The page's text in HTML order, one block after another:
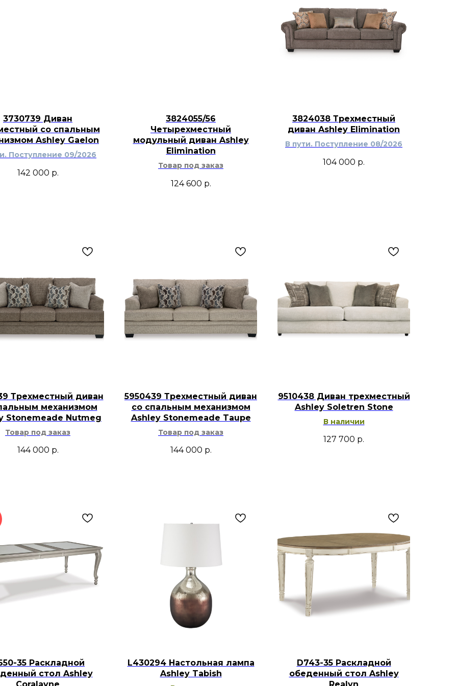
3730739 Диван
со спальным
Ashley Gaelon
Поступление 09/2026
142 000 р.
3824055/56
Четырехместный
модульный диван Ashley
Elimination
Товар под заказ
124 600 р.
3824038 Трехместный
диван Ashley Elimination
В пути. Поступление 08/2026
104 000 р.
Трехместный диван
механизмом
Stonemeade Nutmeg
Товар под заказ
144 000 р.
5950439 Трехместный диван
со спальным механизмом
Ashley Stonemeade Taupe
Товар под заказ
144 000 р.
9510438 Диван трехместный
Ashley Soletren Stone
В наличии
127 700 р.
35 Раскладной
стол Ashley
L430294 Настольная лампа
Ashley Tabish
D743-35 Раскладной
обеденный стол Ashley